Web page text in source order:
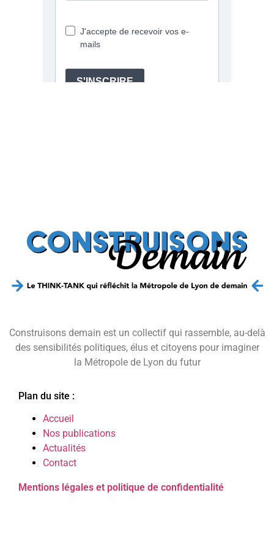
Construisons demain est un collectif qui rassemble, au-delà
des sensibilités politiques, élus et citoyens pour imaginer
la Métropole de Lyon du futur
Plan du site :
Accueil
Nos publications
Actualités
Contact
Mentions légales et politique de confidentialité